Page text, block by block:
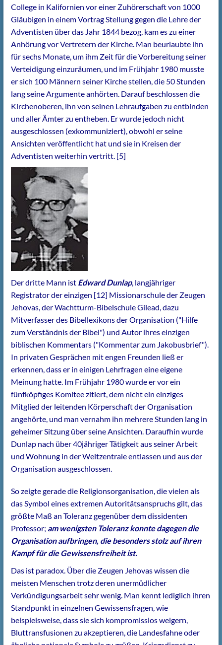
College in Kalifornien vor einer Zuhörerschaft von 1000
Gläubigen in einem Vortrag Stellung gegen die Lehre der
Adventisten über das Jahr 1844 bezog, kam es zu einer
Anhörung vor Vertretern der Kirche. Man beurlaubte ihn
für sechs Monate, um ihm Zeit für die Vorbereitung seiner
Verteidigung einzuräumen, und im Frühjahr 1980 musste
er sich 100 Männern seiner Kirche stellen, die 50 Stunden
lang seine Argumente anhörten. Darauf beschlossen die
Kirchenoberen, ihn von seinen Lehraufgaben zu entbinden
und aller Ämter zu entheben. Er wurde jedoch nicht
ausgeschlossen (exkommuniziert), obwohl er seine
Ansichten veröffentlicht hat und sie in Kreisen der
Adventisten weiterhin vertritt. [5]
Der dritte Mann ist Edward Dunlap, langjähriger
Registrator der einzigen [12] Missionarschule der Zeugen
Jehovas, der Wachtturm-Bibelschule Gilead, dazu
Mitverfasser des Bibellexikons der Organisation ("Hilfe
zum Verständnis der Bibel") und Autor ihres einzigen
biblischen Kommentars ("Kommentar zum Jakobusbrief").
In privaten Gesprächen mit engen Freunden ließ er
erkennen, dass er in einigen Lehrfragen eine eigene
Meinung hatte. Im Frühjahr 1980 wurde er vor ein
fünfköpfiges Komitee zitiert, dem nicht ein einziges
Mitglied der leitenden Körperschaft der Organisation
angehörte, und man vernahm ihn mehrere Stunden lang in
geheimer Sitzung über seine Ansichten. Daraufhin wurde
Dunlap nach über 40jähriger Tätigkeit aus seiner Arbeit
und Wohnung in der Weltzentrale entlassen und aus der
Organisation ausgeschlossen.
So zeigte gerade die Religionsorganisation, die vielen als
das Symbol eines extremen Autoritätsanspruchs gilt, das
größte Maß an Toleranz gegenüber dem dissidenten
Professor; am wenigsten Toleranz konnte dagegen die
Organisation aufbringen, die besonders stolz auf ihren
Kampf für die Gewissensfreiheit ist.
Das ist paradox. Über die Zeugen Jehovas wissen die
meisten Menschen trotz deren unermüdlicher
Verkündigungsarbeit sehr wenig. Man kennt lediglich ihren
Standpunkt in einzelnen Gewissensfragen, wie
beispielsweise, dass sie sich kompromisslos weigern,
Bluttransfusionen zu akzeptieren, die Landesfahne oder